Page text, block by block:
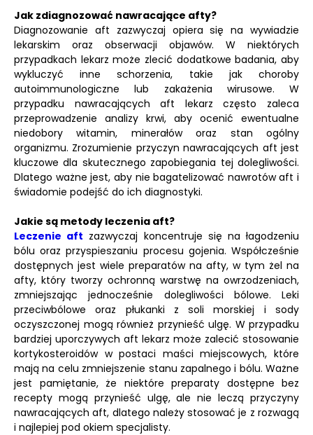
Jak zdiagnozować nawracające afty?
Diagnozowanie aft zazwyczaj opiera się na wywiadzie
lekarskim oraz obserwacji objawów. W niektórych
przypadkach lekarz może zlecić dodatkowe badania, aby
wykluczyć inne schorzenia, takie jak choroby
autoimmunologiczne lub zakażenia wirusowe. W
przypadku nawracających aft lekarz często zaleca
przeprowadzenie analizy krwi, aby ocenić ewentualne
niedobory witamin, minerałów oraz stan ogólny
organizmu. Zrozumienie przyczyn nawracających aft jest
kluczowe dla skutecznego zapobiegania tej dolegliwości.
Dlatego ważne jest, aby nie bagatelizować nawrotów aft i
świadomie podejść do ich diagnostyki.
Jakie są metody leczenia aft?
Leczenie aft zazwyczaj koncentruje się na łagodzeniu
bólu oraz przyspieszaniu procesu gojenia. Współcześnie
dostępnych jest wiele preparatów na afty, w tym żel na
afty, który tworzy ochronną warstwę na owrzodzeniach,
zmniejszając jednocześnie dolegliwości bólowe. Leki
przeciwbólowe oraz płukanki z soli morskiej i sody
oczyszczonej mogą również przynieść ulgę. W przypadku
bardziej uporczywych aft lekarz może zalecić stosowanie
kortykosteroidów w postaci maści miejscowych, które
mają na celu zmniejszenie stanu zapalnego i bólu. Ważne
jest pamiętanie, że niektóre preparaty dostępne bez
recepty mogą przynieść ulgę, ale nie leczą przyczyny
nawracających aft, dlatego należy stosować je z rozwagą
i najlepiej pod okiem specjalisty.